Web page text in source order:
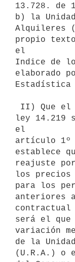
13.728. de
b) la
Alquileres
propio
el
Indice de
elaborado
Estadística
ley 14.219
el
artículo 1º
establece
reajuste
los precios
para los
anteriores
contractual
será el que
variación
de la
(U.R.A.) o